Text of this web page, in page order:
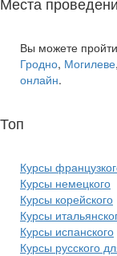
Вы можете
Гродно, Могилеве,
онлайн.
Топ
Курсы
Курсы немецкого
Курсы корейского
Курсы
Курсы испанского
Курсы русского